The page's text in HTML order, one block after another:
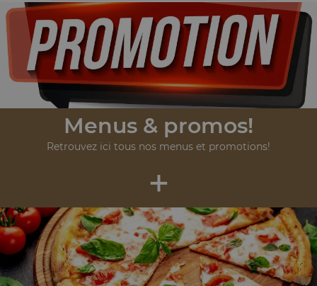
Menus & promos!
Retrouvez ici tous nos menus et promotions!
+